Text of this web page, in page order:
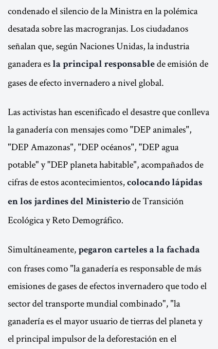
condenado el silencio de la Ministra en la polémica
desatada sobre las macrogranjas. Los ciudadanos
señalan que, según Naciones Unidas, la industria
ganadera es la principal responsable de emisión de
gases de efecto invernadero a nivel global.
Las activistas han escenificado el desastre que conlleva
la ganadería con mensajes como "DEP animales",
"DEP Amazonas", "DEP océanos", "DEP agua
potable" y "DEP planeta habitable", acompañados de
cifras de estos acontecimientos, colocando lápidas
en los jardines del Ministerio de Transición
Ecológica y Reto Demográfico.
Simultáneamente, pegaron carteles a la fachada
con frases como "la ganadería es responsable de más
emisiones de gases de efectos invernadero que todo el
sector del transporte mundial combinado", "la
ganadería es el mayor usuario de tierras del planeta y
el principal impulsor de la deforestación en el